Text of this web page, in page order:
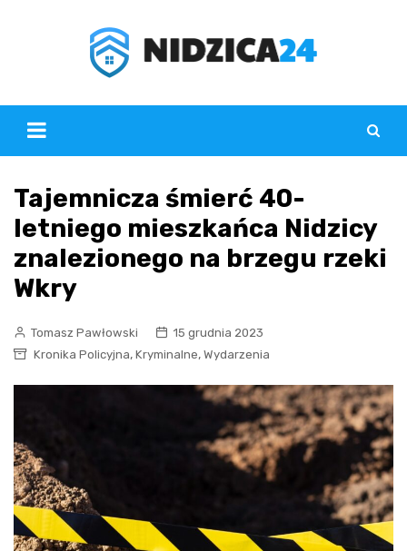
Tajemnicza śmierć 40-
letniego mieszkańca Nidzicy
znalezionego na brzegu rzeki
Wkry
Tomasz Pawłowski
15 grudnia 2023
Kronika Policyjna, Kryminalne, Wydarzenia